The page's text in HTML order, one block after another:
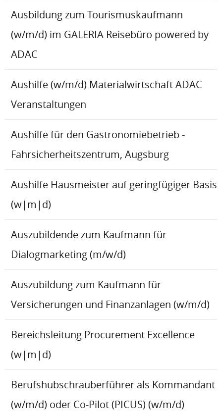
Ausbildung zum Tourismuskaufmann
(w/m/d) im GALERIA Reisebüro powered by
ADAC
Aushilfe (w/m/d) Materialwirtschaft ADAC
Veranstaltungen
Aushilfe für den Gastronomiebetrieb -
Fahrsicherheitszentrum, Augsburg
Aushilfe Hausmeister auf geringfügiger Basis
(w|m|d)
Auszubildende zum Kaufmann für
Dialogmarketing (m/w/d)
Auszubildung zum Kaufmann für
Versicherungen und Finanzanlagen (w/m/d)
Bereichsleitung Procurement Excellence
(w|m|d)
Berufshubschrauberführer als Kommandant
(w/m/d) oder Co-Pilot (PICUS) (w/m/d)